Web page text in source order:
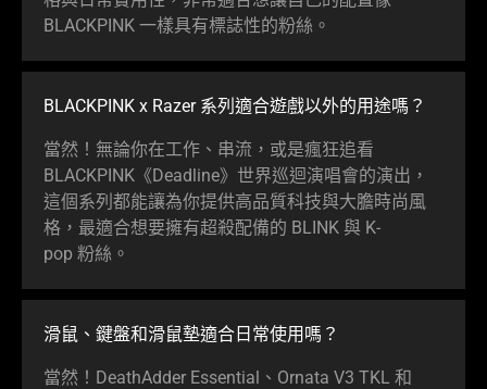
BLACKPINK 一樣具有標誌性的粉絲 。
BLACKPINK x Razer 系列適合遊戲以外的用途嗎 ？
當然！無論你在工作、串流，或是瘋狂追看
BLACKPINK《Deadline》世界巡迴演唱會的演出，
這個系列都能讓為你提供高品質科技與大膽時尚風
格，最適合想要擁有超殺配備的 BLINK 與 K-
pop 粉絲 。
滑鼠、鍵盤和滑鼠墊適合日常使用嗎 ？
當然！DeathAdder Essential、Ornata V3 TKL 和